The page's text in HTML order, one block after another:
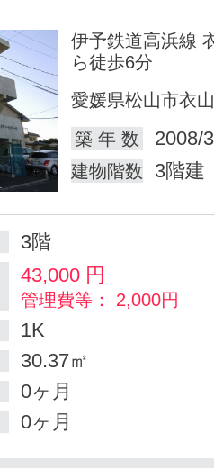
伊予鉄道高浜線
ら徒歩6分
愛媛県松山市衣山
築 年 数
2008/
建物階数 3階建
3階
43,000 円
管理費等： 2,000円
1K
30.37㎡
0ヶ月
0ヶ月